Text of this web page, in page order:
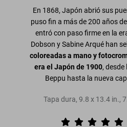
En 1868, Japón abrió sus
puso fin a más de 200 años
entró con paso firme en la
Dobson y Sabine Arqué han
coloreadas a mano y
era el Japón de 1900, desde
Beppu hasta la nueva
Tapa dura, 9.8 x 13.4 in.,